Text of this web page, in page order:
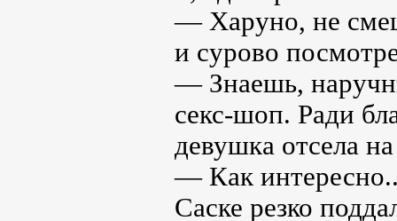
— Харуно, не
и сурово
— Знаешь,
секс-шоп. Ради
девушка отсела
— Как
Саске резко